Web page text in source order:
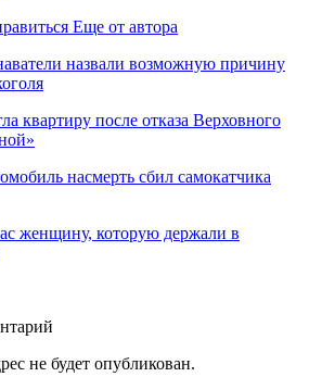
Еще от автора
назвали возможную причину
квартиру после отказа Верховного
насмерть сбил самокатчика
женщину, которую держали в
не будет опубликован.